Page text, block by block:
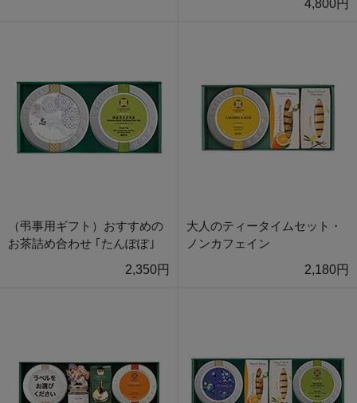
4,800円
（弔事用ギフト）おすすめの
お茶詰め合わせ ｢たんぽぽ｣
2,350円
大人のティータイムセット・
ノンカフェイン
2,180円